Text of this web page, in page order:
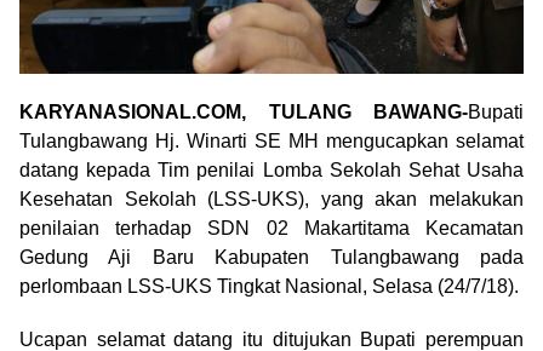
KARYANASIONAL.COM, TULANG BAWANG-Bupati
Tulangbawang Hj. Winarti SE MH mengucapkan selamat
datang kepada Tim penilai Lomba Sekolah Sehat Usaha
Kesehatan Sekolah (LSS-UKS), yang akan melakukan
penilaian terhadap SDN 02 Makartitama Kecamatan
Gedung Aji Baru Kabupaten Tulangbawang pada
perlombaan LSS-UKS Tingkat Nasional, Selasa (24/7/18).
Ucapan selamat datang itu ditujukan Bupati perempuan